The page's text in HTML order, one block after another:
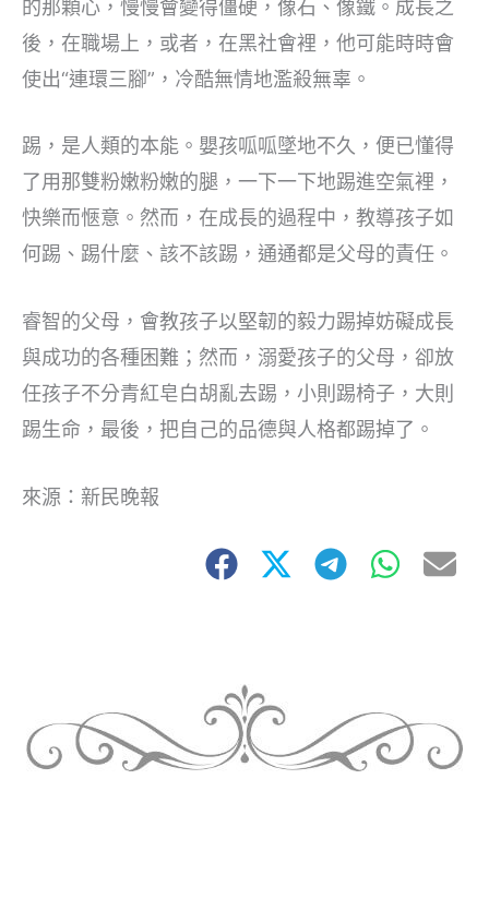
的那顆心，慢慢會變得僵硬，像石、像鐵。成長之
後，在職場上，或者，在黑社會裡，他可能時時會
使出“連環三腳”，冷酷無情地濫殺無辜。
踢，是人類的本能。嬰孩呱呱墜地不久，便已懂得
了用那雙粉嫩粉嫩的腿，一下一下地踢進空氣裡，
快樂而愜意。然而，在成長的過程中，教導孩子如
何踢、踢什麼、該不該踢，通通都是父母的責任。
睿智的父母，會教孩子以堅韌的毅力踢掉妨礙成長
與成功的各種困難；然而，溺愛孩子的父母，卻放
任孩子不分青紅皂白胡亂去踢，小則踢椅子，大則
踢生命，最後，把自己的品德與人格都踢掉了。
來源：新民晚報